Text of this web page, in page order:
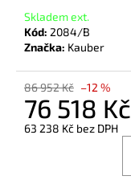
Skladem ext.
Kód: 2084/B
Značka: Kauber
86 952 Kč –12 %
76 518 Kč
63 238 Kč bez DPH